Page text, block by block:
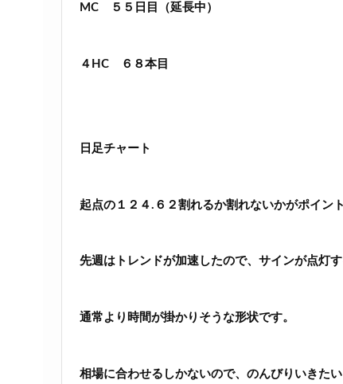
MC ５５日目（延長中）
４HC ６８本目
日足チャート
起点の１２４.６２割れるか割れないかがポイン
先週はトレンドが加速したので、サインが点灯
通常より時間が掛かりそうな形状です。
相場に合わせるしかないので、のんびりいきたい